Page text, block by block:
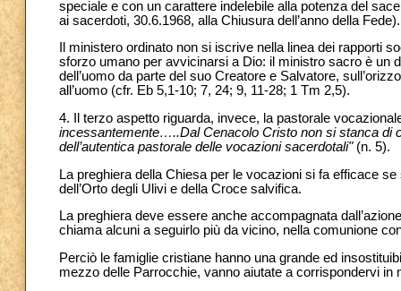
speciale e con un carattere indelebile alla potenza del
ai sacerdoti, 30.6.1968, alla Chiusura dell’anno della Fede).
Il ministero ordinato non si iscrive nella linea dei rapporti
sforzo umano per avvicinarsi a Dio: il ministro sacro è un
dell’uomo da parte del suo Creatore e Salvatore,
all’uomo (cfr. Eb 5,1-10; 7, 24; 9, 11-28; 1 Tm 2,5).
4. Il terzo aspetto riguarda, invece, la pastorale
incessantemente…..Dal Cenacolo Cristo non si stanca di
dell’autentica pastorale delle vocazioni sacerdotali" (n. 5).
La preghiera della Chiesa per le vocazioni si fa efficace
dell’Orto degli Ulivi e della Croce salvifica.
La preghiera deve essere anche accompagnata
chiama alcuni a seguirlo più da vicino, nella comunione
Perciò le famiglie cristiane hanno una grande ed
mezzo delle Parrocchie, vanno aiutate a corrispondervi in